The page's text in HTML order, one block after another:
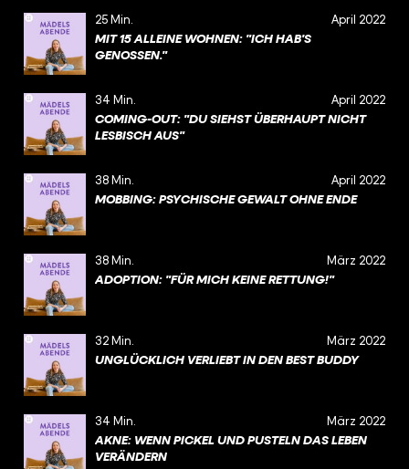
25 Min. April 2022
MIT 15 ALLEINE WOHNEN: "ICH HAB'S
GENOSSEN."
34 Min. April 2022
COMING-OUT: "DU SIEHST ÜBERHAUPT NICHT
LESBISCH AUS"
38 Min. April 2022
MOBBING: PSYCHISCHE GEWALT OHNE ENDE
38 Min. März 2022
ADOPTION: "FÜR MICH KEINE RETTUNG!"
32 Min. März 2022
UNGLÜCKLICH VERLIEBT IN DEN BEST BUDDY
34 Min. März 2022
AKNE: WENN PICKEL UND PUSTELN DAS LEBEN
VERÄNDERN